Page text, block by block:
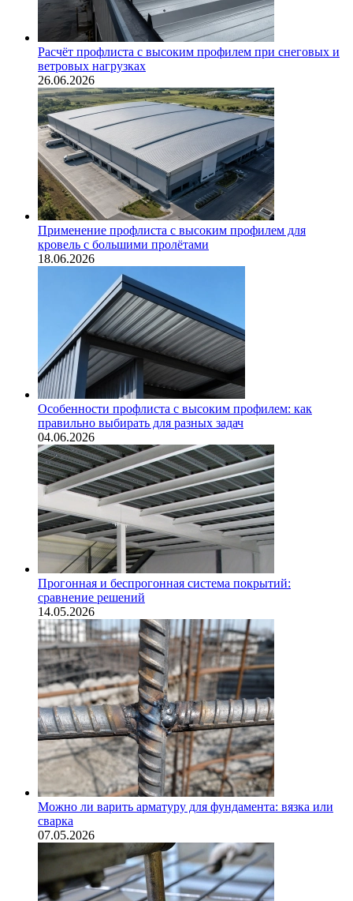
Расчёт профлиста с высоким профилем при снеговых и
ветровых нагрузках
26.06.2026
Применение профлиста с высоким профилем для
кровель с большими пролётами
18.06.2026
Особенности профлиста с высоким профилем: как
правильно выбирать для разных задач
04.06.2026
Прогонная и беспрогонная система покрытий:
сравнение решений
14.05.2026
Можно ли варить арматуру для фундамента: вязка или
сварка
07.05.2026